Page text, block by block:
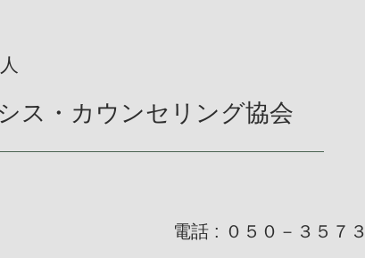
ス・カウンセリング協会
電話 : ０５０－３５７